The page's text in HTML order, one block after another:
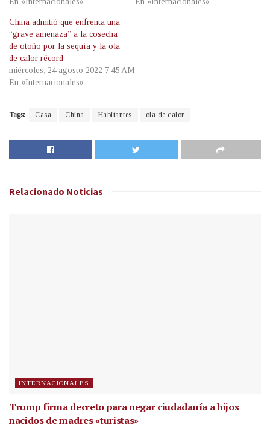
China admitió que enfrenta una
“grave amenaza” a la cosecha
de otoño por la sequía y la ola
de calor récord
miércoles, 24 agosto 2022 7:45 AM
En «Internacionales»
Tags: Casa China Habitantes ola de calor
Relacionado Noticias
INTERNACIONALES
Trump firma decreto para negar ciudadanía a hijos
nacidos de madres «turistas»